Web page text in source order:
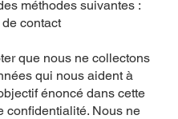
méthodes suivantes :
contact
que nous ne collectons
qui nous aident à
énoncé dans cette
confidentialité. Nous ne